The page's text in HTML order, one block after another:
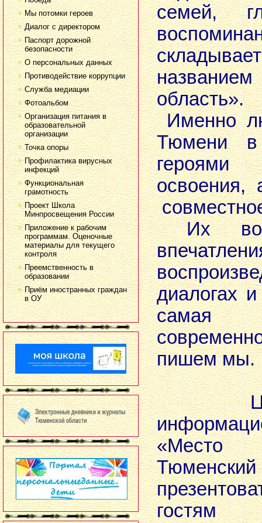
Мы потомки героев
Диалог с директором
Паспорт дорожной
безопасности
О персональных данных
Противодействие коррупции
Служба медиации
Фотоальбом
Организация питания в
образовательной
организации
Точка опоры
Профилактика вирусных
инфекций
Функциональная
грамотность
Проект Школа
Минпросвещения России
Приложение к рабочим
программам. Оценочные
материалы для текущего
контроля
Преемственность в
образовании
Приём иностранных граждан
в ОУ
семей,
область».
Именно
Тюмени
освоения,
Их
диалогах
самая
пишем мы.
Цель